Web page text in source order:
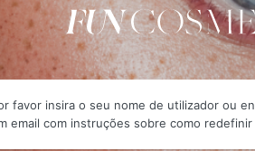
favor insira o seu nome de utilizador ou
email com instruções sobre como redefinir